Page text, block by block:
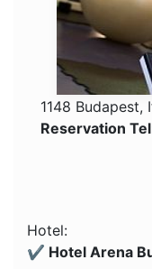
1148 Budapest,
Reservation
Hotel:
✔️ Hotel Arena